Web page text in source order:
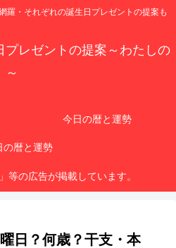
羅・それぞれの誕生日プレゼントの提案も
プレゼントの提案～わたしの
～
今日の暦と運勢
の暦と運勢
等の広告が掲載しています。
日？何歳？干支・本